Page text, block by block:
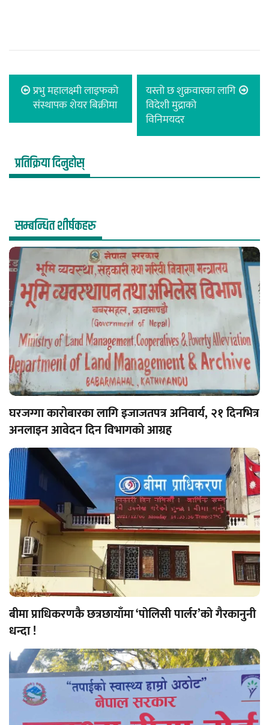
प्रभु महालक्ष्मी लाइफको
संस्थापक शेयर बिक्रीमा
यस्तो छ शुक्रवारका लागि
विदेशी मुद्राको
विनिमयदर
प्रतिक्रिया दिनुहोस्
सम्बन्धित शीर्षकहरु
घरजग्गा कारोबारका लागि इजाजतपत्र अनिवार्य, २१ दिनभित्र
अनलाइन आवेदन दिन विभागको आग्रह
बीमा प्राधिकरणकै छत्रछायाँमा ‘पोलिसी पार्लर’को गैरकानुनी
धन्दा !